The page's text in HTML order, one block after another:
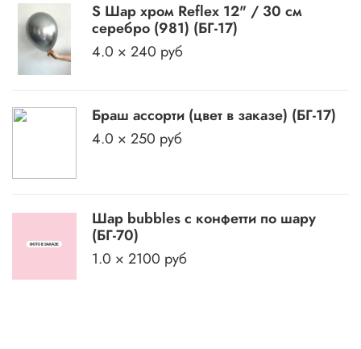
S Шар хром Reflex 12" / 30 см
серебро (981) (БГ-17)
4.0 × 240 руб
Браш ассорти (цвет в заказе) (БГ-17)
4.0 × 250 руб
Шар bubbles с конфетти по шару
(БГ-70)
1.0 × 2100 руб